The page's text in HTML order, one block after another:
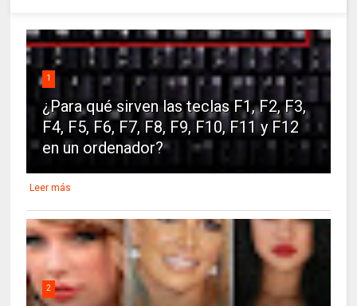
1
¿Para qué sirven las teclas F1, F2, F3,
F4, F5, F6, F7, F8, F9, F10, F11 y F12
en un ordenador?
Leer más
2